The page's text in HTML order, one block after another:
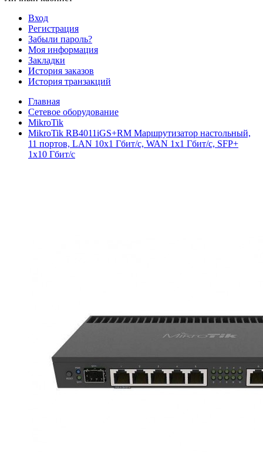
Вход
Регистрация
Забыли пароль?
Моя информация
Закладки
История заказов
История транзакций
Главная
Сетевое оборудование
MikroTik
MikroTik RB4011iGS+RM Маршрутизатор настольный,
11 портов, LAN 10x1 Гбит/с, WAN 1x1 Гбит/с, SFP+
1x10 Гбит/с